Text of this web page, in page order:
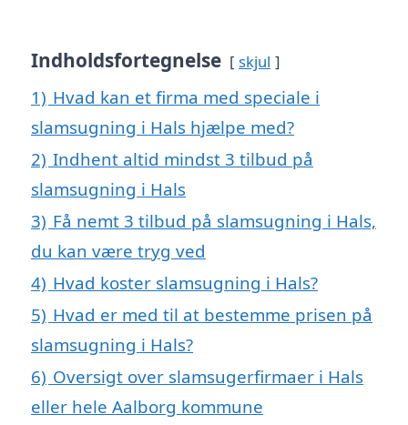
Indholdsfortegnelse skjul
1) Hvad kan et firma med speciale i
slamsugning i Hals hjælpe med?
2) Indhent altid mindst 3 tilbud på
slamsugning i Hals
3) Få nemt 3 tilbud på slamsugning i Hals,
du kan være tryg ved
4) Hvad koster slamsugning i Hals?
5) Hvad er med til at bestemme prisen på
slamsugning i Hals?
6) Oversigt over slamsugerfirmaer i Hals
eller hele Aalborg kommune